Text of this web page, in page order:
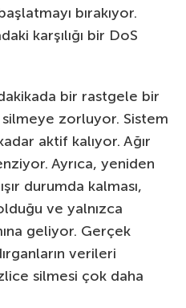
bırakıyor.
karşılığı bir DoS
bir rastgele bir
zorluyor. Sistem
aktif kalıyor. Ağır
Ayrıca, yeniden
durumda kalması,
ve yalnızca
geliyor. Gerçek
verileri
silmesi çok daha